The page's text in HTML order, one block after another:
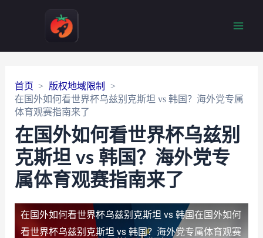
首页
版权地域限制
在国外如何看世界杯乌兹别克斯坦 vs 韩国？海外党专属
体育观赛指南来了
在国外如何看世界杯乌兹别
克斯坦 vs 韩国？海外党专
属体育观赛指南来了
在国外如何看世界杯乌兹别克斯坦 vs 韩国在国外如何
看世界杯乌兹别克斯坦 vs 韩国？海外党专属体育观赛